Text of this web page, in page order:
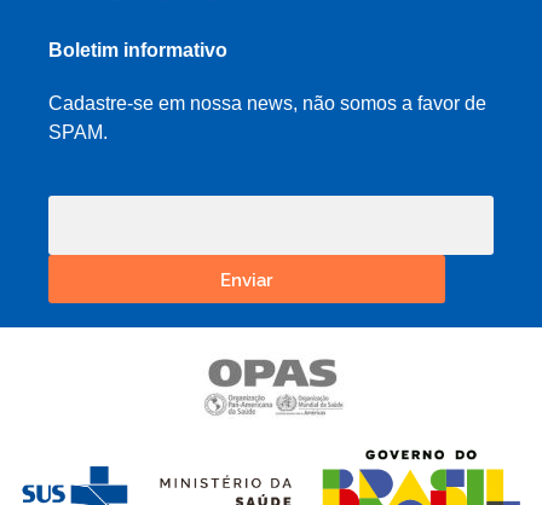
Boletim informativo
Cadastre-se em nossa news, não somos a favor de
SPAM.
Enviar